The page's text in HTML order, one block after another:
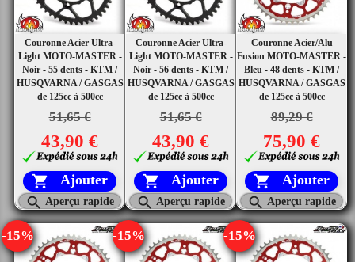
Couronne Acier Ultra-
Light MOTO-MASTER -
Noir - 55 dents - KTM /
HUSQVARNA / GASGAS
de 125cc à 500cc
51,65 €
43,90 €
 Ajouter
 Aperçu rapide
Couronne Acier Ultra-
Light MOTO-MASTER -
Noir - 56 dents - KTM /
HUSQVARNA / GASGAS
de 125cc à 500cc
51,65 €
43,90 €
 Ajouter
 Aperçu rapide
Couronne Acier/Alu
Fusion MOTO-MASTER -
Bleu - 48 dents - KTM /
HUSQVARNA / GASGAS
de 125cc à 500cc
89,29 €
75,90 €
 Ajouter
 Aperçu rapide
-15% -15% -15%